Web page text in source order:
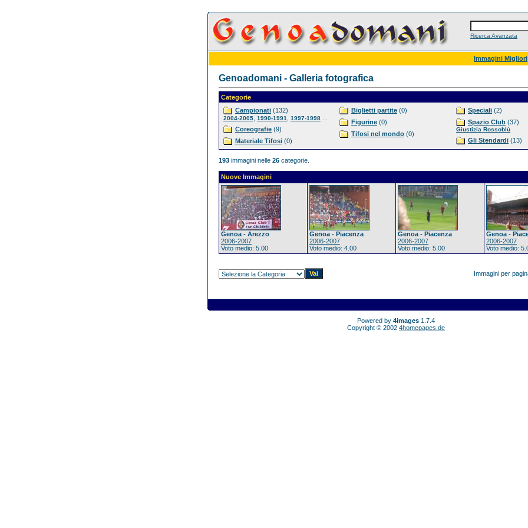
Ricerca Avanzata
Immagini Migliori
Genoadomani - Galleria fotografica
Categorie
Campionati (132)
2004-2005 1990-1991 1997-1998
Coreografie (9)
Materiale Tifosi (0)
Biglietti partite (0)
Figurine (0)
Tifosi nel mondo (0)
Speciali (2)
Spazio Club (37)
Giustizia Rossoblù
Gli Stendardi (13)
193 immagini nelle 26 categorie.
Nuove Immagini
Genoa - Arezzo
2006-2007
Voto medio: 5.00
Genoa - Piacenza
2006-2007
Voto medio: 4.00
Genoa - Piacenza
2006-2007
Voto medio: 5.00
Genoa -
2006-2007
Voto medio:
Immagini per
Powered by 4images 1.7.4
Copyright © 2002 4homepages.de